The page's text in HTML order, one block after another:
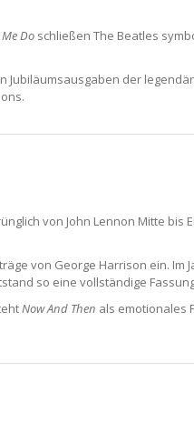
Do schließen The Beatles
Jubiläumsausgaben der
von John Lennon Mitte
von George Harrison ein.
so eine vollständige
Now And Then als emotionales